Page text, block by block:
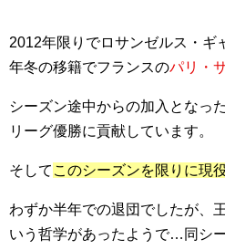
2012年限りでロサンゼルス・ギ
年冬の移籍でフランスのパリ・
シーズン途中からの加入となっ
リーグ優勝に貢献しています。
そして このシーズンを限りに現
わずか半年での退団でしたが、
いう哲学があったようで…同シ